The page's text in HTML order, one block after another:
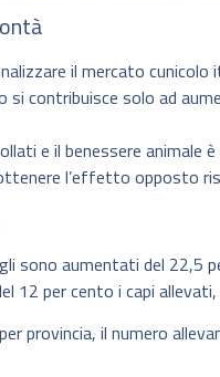
il mercato
si contribuisce solo ad
e il benessere
l’effetto opposto
sono aumentati del 22,5
12 per cento i capi
provincia, il numero